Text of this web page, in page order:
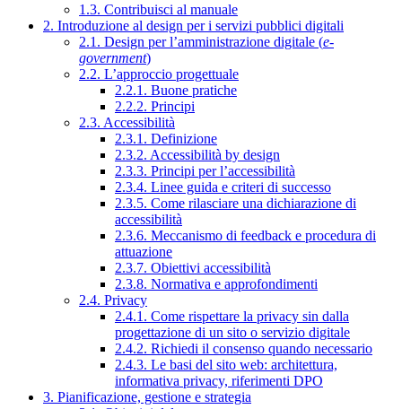
1.3. Contribuisci al manuale
2. Introduzione al design per i servizi pubblici digitali
2.1. Design per l’amministrazione digitale (e-
government)
2.2. L’approccio progettuale
2.2.1. Buone pratiche
2.2.2. Principi
2.3. Accessibilità
2.3.1. Definizione
2.3.2. Accessibilità by design
2.3.3. Principi per l’accessibilità
2.3.4. Linee guida e criteri di successo
2.3.5. Come rilasciare una dichiarazione di
accessibilità
2.3.6. Meccanismo di feedback e procedura di
attuazione
2.3.7. Obiettivi accessibilità
2.3.8. Normativa e approfondimenti
2.4. Privacy
2.4.1. Come rispettare la privacy sin dalla
progettazione di un sito o servizio digitale
2.4.2. Richiedi il consenso quando necessario
2.4.3. Le basi del sito web: architettura,
informativa privacy, riferimenti DPO
3. Pianificazione, gestione e strategia